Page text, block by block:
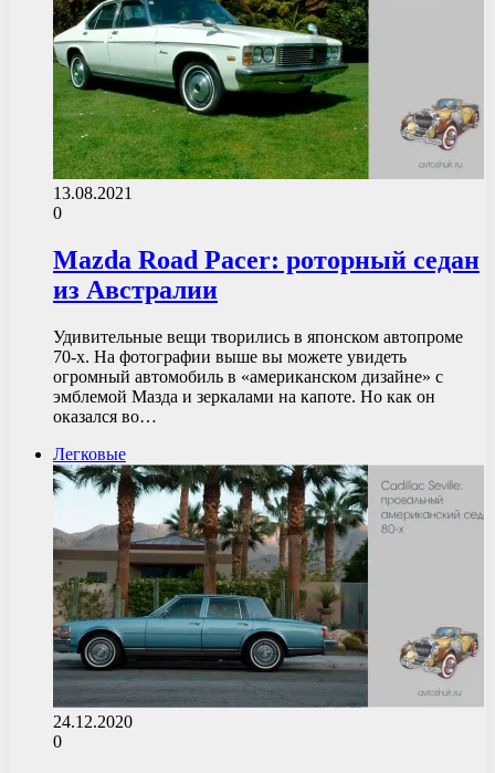
13.08.2021
0
Mazda Road Pacer: роторный седан
из Австралии
Удивительные вещи творились в японском автопроме
70-х. На фотографии выше вы можете увидеть
огромный автомобиль в «американском дизайне» с
эмблемой Мазда и зеркалами на капоте. Но как он
оказался во…
Легковые
24.12.2020
0